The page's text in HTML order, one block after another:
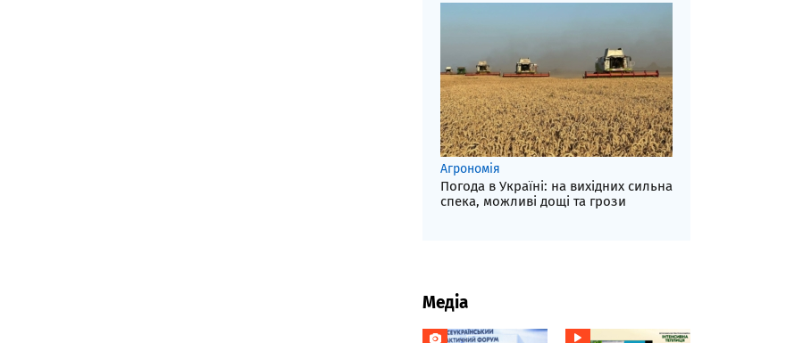
Агрономія
Погода в Україні: на вихідних сильна
спека, можливі дощі та грози
Медіа